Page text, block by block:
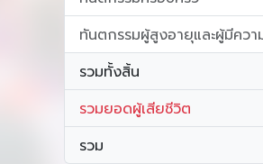
ทันตกรรมผู้สูงอายุและผู้มีคว
รวมทั้งสิ้น
รวมยอดผู้เสียชีวิต
รวม